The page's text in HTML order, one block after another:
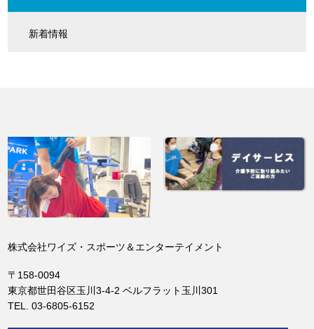
新着情報
株式会社ワイズ・スポーツ＆エンターテイメント
〒158-0094
東京都世田谷区玉川3-4-2 ベルフラット玉川301
TEL. 03-6805-6152